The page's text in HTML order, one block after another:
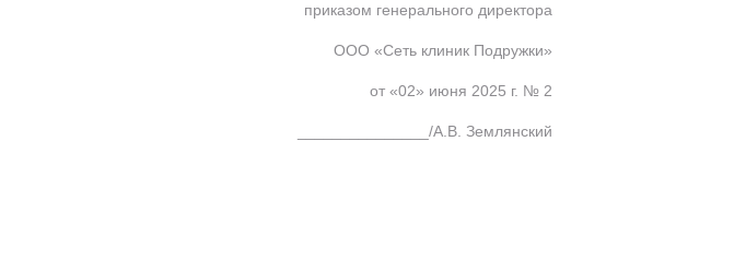
приказом генерального директора
ООО «Сеть клиник Подружки»
от «02» июня 2025 г. № 2
_______________/А.В. Землянский